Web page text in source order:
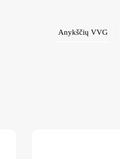
Anykščių VVG